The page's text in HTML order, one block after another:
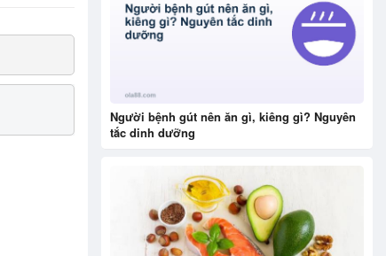
Người bệnh gút nên ăn gì, kiêng gì? Nguyên
tắc dinh dưỡng